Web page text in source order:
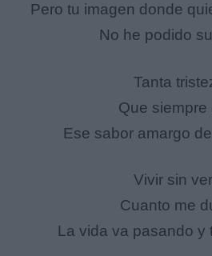
Pero tu imagen donde
No he podido
Tanta
Que siempre
Ese sabor amargo
Vivir sin
Cuanto me
La vida va pasando y